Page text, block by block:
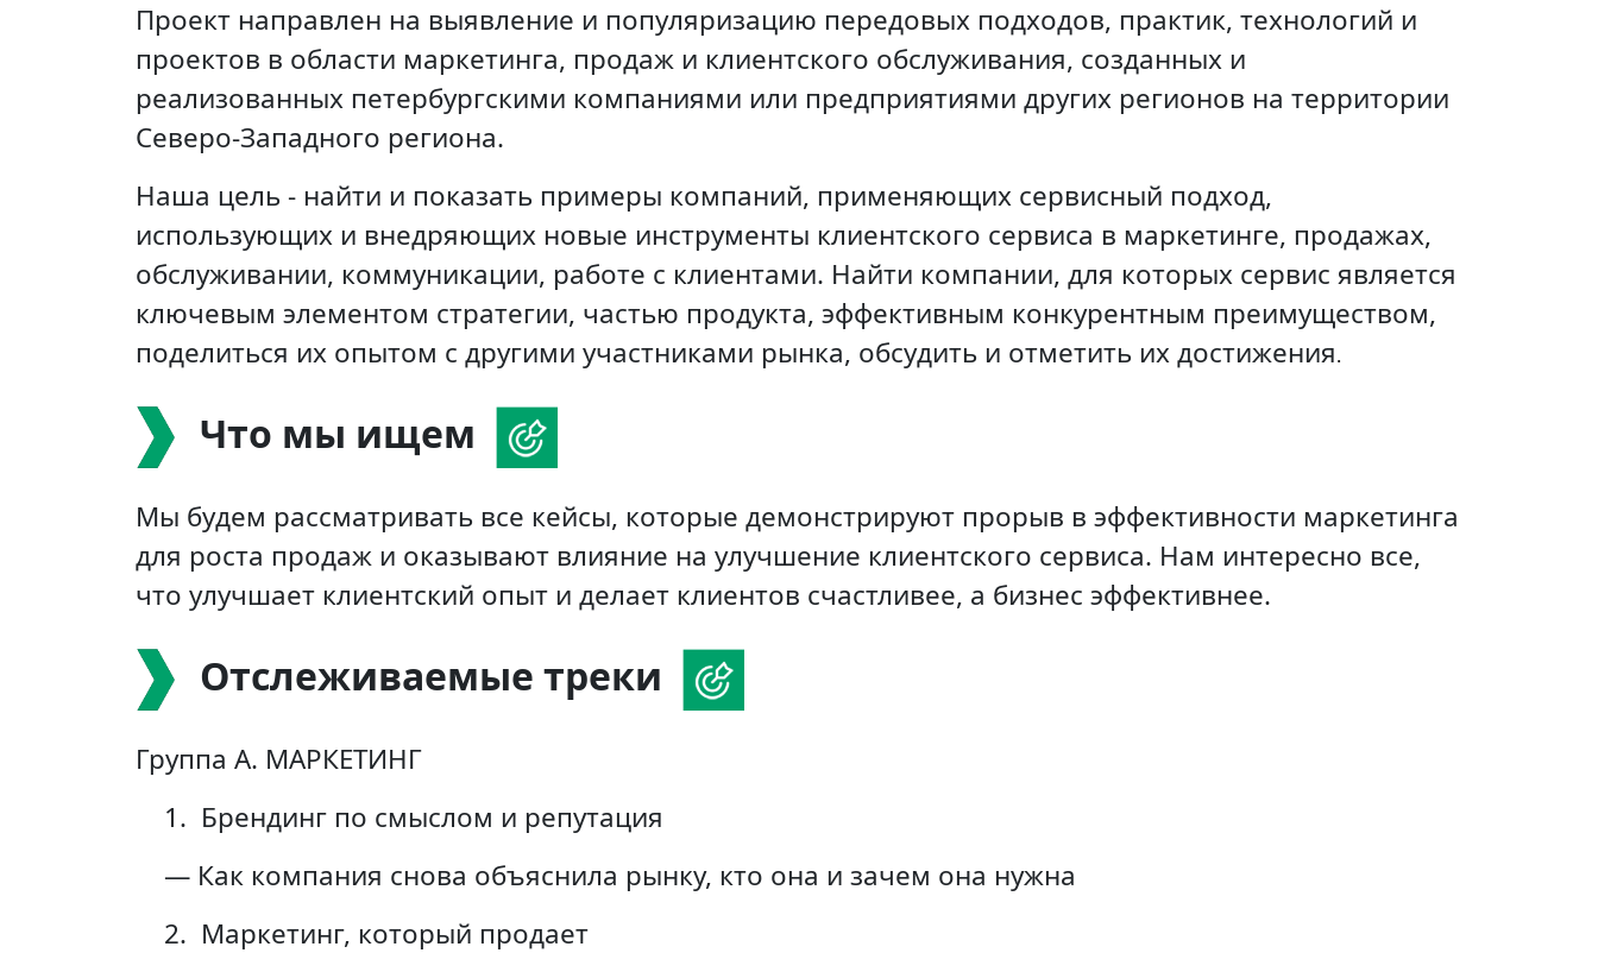
Проект направлен на выявление и популяризацию передовых подходов, практик, технологий и
проектов в области маркетинга, продаж и клиентского обслуживания, созданных и
реализованных петербургскими компаниями или предприятиями других регионов на территории
Северо-Западного региона.
Наша цель - найти и показать примеры компаний, применяющих сервисный подход,
использующих и внедряющих новые инструменты клиентского сервиса в маркетинге, продажах,
обслуживании, коммуникации, работе с клиентами. Найти компании, для которых сервис является
ключевым элементом стратегии, частью продукта, эффективным конкурентным преимуществом,
поделиться их опытом с другими участниками рынка, обсудить и отметить их достижения.
Что мы ищем
Мы будем рассматривать все кейсы, которые демонстрируют прорыв в эффективности маркетинга
для роста продаж и оказывают влияние на улучшение клиентского сервиса. Нам интересно все,
что улучшает клиентский опыт и делает клиентов счастливее, а бизнес эффективнее.
Отслеживаемые треки
Группа А. МАРКЕТИНГ
1. Брендинг по смыслом и репутация
— Как компания снова объяснила рынку, кто она и зачем она нужна
2. Маркетинг, который продает